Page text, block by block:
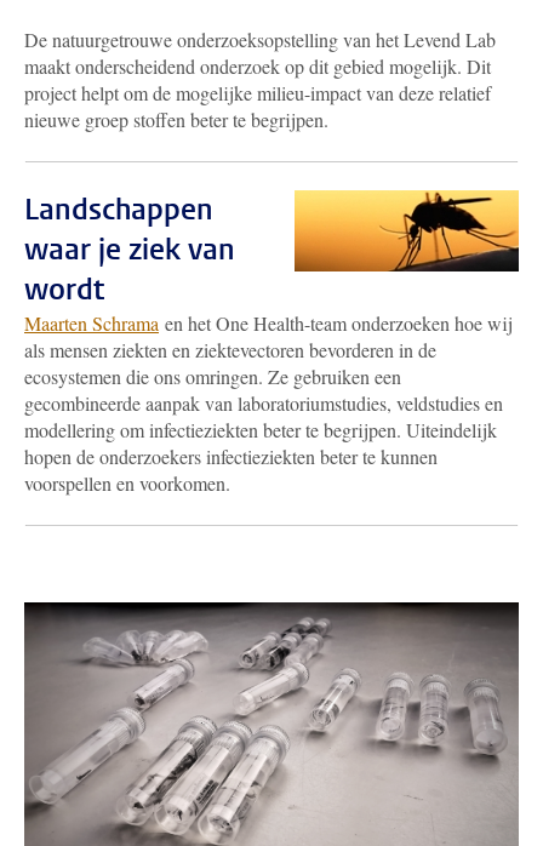
De natuurgetrouwe onderzoeksopstelling van het Levend Lab
maakt onderscheidend onderzoek op dit gebied mogelijk. Dit
project helpt om de mogelijke milieu-impact van deze relatief
nieuwe groep stoffen beter te begrijpen.
Landschappen
waar je ziek van
wordt
Maarten Schrama en het One Health-team onderzoeken hoe wij
als mensen ziekten en ziektevectoren bevorderen in de
ecosystemen die ons omringen. Ze gebruiken een
gecombineerde aanpak van laboratoriumstudies, veldstudies en
modellering om infectieziekten beter te begrijpen. Uiteindelijk
hopen de onderzoekers infectieziekten beter te kunnen
voorspellen en voorkomen.